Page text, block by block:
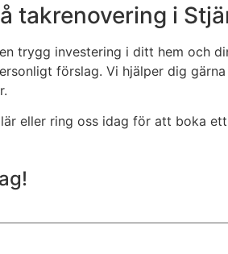
takrenovering i
trygg investering i ditt hem och
förslag. Vi hjälper dig
eller ring oss idag för att boka